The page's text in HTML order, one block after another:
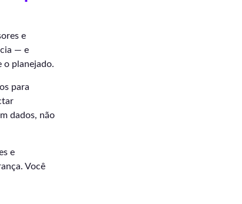
e
— e
o planejado.
para
dados, não
e
Você